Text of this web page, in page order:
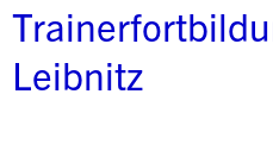
Leibnitz